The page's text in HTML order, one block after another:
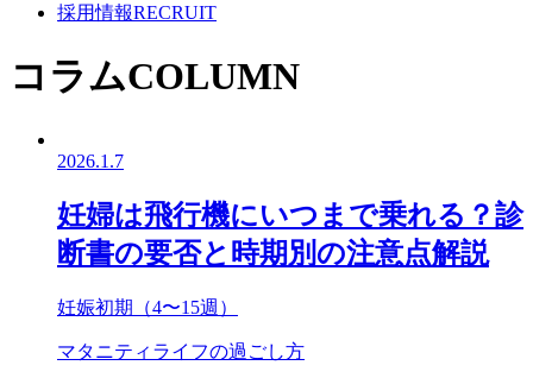
採用情報RECRUIT
コラムCOLUMN
2026.1.7
妊婦は飛行機にいつまで乗れる？診
断書の要否と時期別の注意点解説
妊娠初期（4〜15週）
マタニティライフの過ごし方